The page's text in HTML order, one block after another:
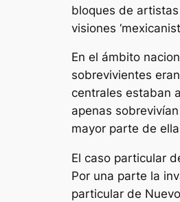
bloques de
visiones
En el ámbito
sobrevivientes
centrales estaban
apenas
mayor parte de
El caso particular
Por una parte la
particular de